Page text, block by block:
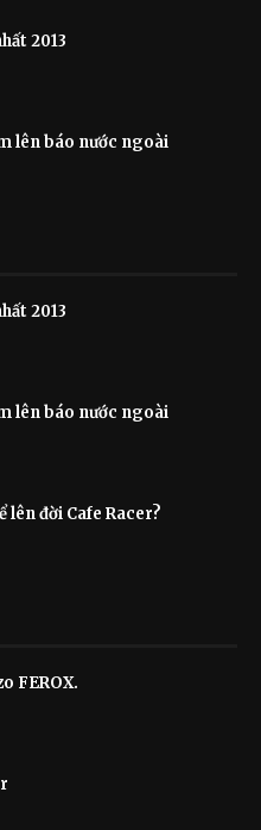
2013
lên báo nước ngoài
2013
lên báo nước ngoài
lên đời Cafe Racer?
FEROX.